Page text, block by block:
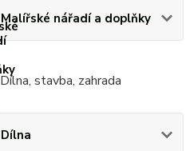
Malířské nářadí a doplňky
Dílna, stavba, zahrada
Dílna